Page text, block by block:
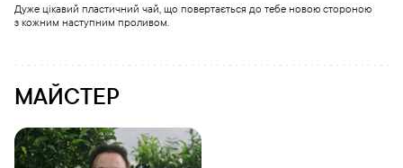
Дуже цікавий пластичний чай, що повертається до тебе новою стороною
з кожним наступним проливом.
МАЙСТЕР